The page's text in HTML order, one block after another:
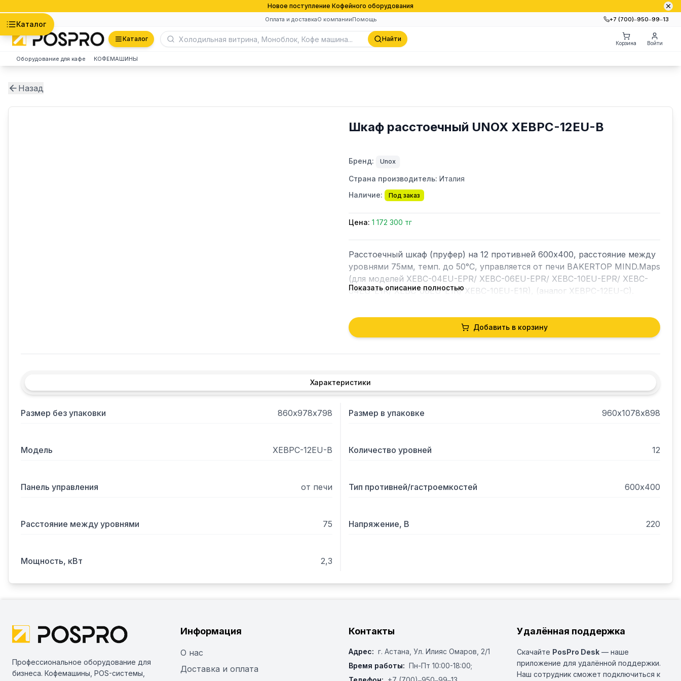
Новое поступление Кофейного оборудования
Оплата и доставкаО компанииПомощь +7 (700)‒950‒99‒13
Каталог
Каталог Найти
Корзина Войти
Оборудование для кафе КОФЕМАШИНЫ
Назад
Шкаф расстоечный UNOX XEBPC-12EU-B
Бренд: Unox
Страна производитель: Италия
Наличие:
Под заказ
Цена: 1 172 300 тг
Расстоечный шкаф (пруфер) на 12 противней 600х400, расстояние между
уровнями 75мм, темп. до 50°С, управляется от печи BAKERTOP MIND.Maps
(для моделей XEBC-04EU-EPR/ XEBC-06EU-EPR/ XEBC-10EU-EPR/ XEBC-
04EU-E1R/ XEBC-06EU-E1R/ XEBC-10EU-E1R), (аналог XEBPC-12EU-C).
Показать описание полностью
Добавить в корзину
Характеристики
Размер без упаковки 860х978х798 Размер в упаковке 960х1078х898
Модель XEBPC-12EU-B Количество уровней 12
Панель управления от печи Тип противней/гастроемкостей 600х400
Расстояние между уровнями 75 Напряжение, В 220
Мощность, кВт 2,3
Профессиональное оборудование для
бизнеса. Кофемашины, POS-системы,
Информация
О нас
Доставка и оплата
Контакты
Адрес: г. Астана, ​Ул. Илияс Омаров, 2/1
Время работы: Пн-Пт 10:00-18:00;
Удалённая поддержка
Скачайте PosPro Desk — наше
приложение для удалённой поддержки.
Наш сотрудник сможет подключиться к